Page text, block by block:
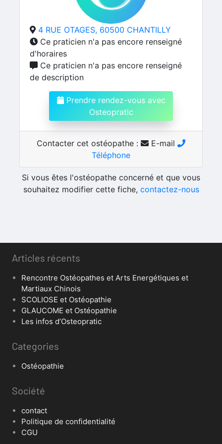
4 RUE OTAGES, 60500 CHANTILLY
Ce praticien n'a pas encore renseigné
d'horaires
Ce praticien n'a pas encore renseigné
de description
Prendre rendez-vous avec
Osteopratic
Contacter cet ostéopathe :
E-mail
Téléphone
Si vous êtes l'ostéopathe concerné et que vous
souhaitez modifier cette fiche, contactez-nous
Articles récents
Rencontre Ostéopathes et Arts Energétiques et
Martiaux Chinois
SCOLIOSE et Ostéopathie
GLAUCOME et Ostéopathie
Les infos d’Osteopratic
Categories
Ostéopathie
Société
contact
Politique de confidentialité
CGU